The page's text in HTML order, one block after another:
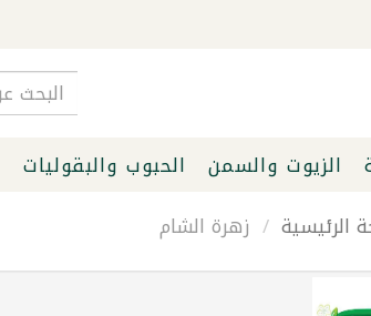
الزيوت والسمن الحبوب والبقوليات
الرئيسية
زهرة الشام